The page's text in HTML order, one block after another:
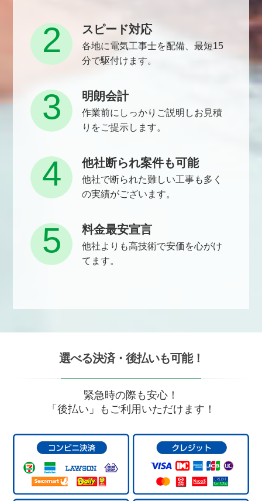
スピード対応
各地に電気工事士を配備、最短15
分で駆付けます。
2
明朗会計
作業前にしっかりご説明しお見積
りをご提示します。
3
他社断られ案件も可能
他社で断られた難しい工事も多く
の実績がございます。
4
料金最安宣言
他社よりも高技術で安価を心がけ
てます。
5
選べる決済・後払いも可能！
緊急時の際も安心！
「後払い」もご利用いただけます！